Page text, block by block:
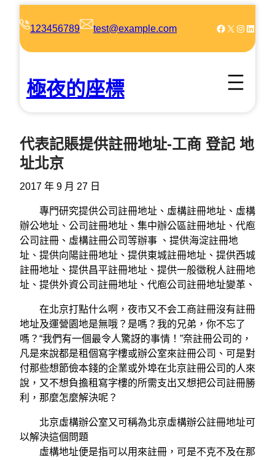
123456789 test@example.com Facebook X Instagram LinkedIn
極夜的座標
代表記賬提供註冊地址-工商 登記 地
址北京
2017 年 9 月 27 日
專門研究提供公司註冊地址、虛構註冊地址、虛構
辦公地址、公司註冊地址、集中辦公區註冊地址、代庖
公司註冊、虛構註冊公司等辦事 、提供海淀註冊地
址、提供向陽註冊地址、提供東城註冊地址、提供西城
註冊地址、提供昌平註冊地址、提供一般徵稅人註冊地
址、提供外資公司註冊地址、代庖公司註冊地址變革、
在北京打點什么啊，夜市又不会工商註冊沒有註冊
地址及運營園地是無哦？是嗎？我的兄弟，你不忘了
嗎？“我們有一個最令人驚訝的事情！”奈註冊公司的，
凡是來說都是租個寫字樓或辦公室來註冊公司、可是對
付那些想節儉本錢的企業或外埠在北京註冊公司的人來
說，又不想負擔租寫字樓的所需支出又想把公司註冊勝
利，那麼怎麼解決呢？
北京虛構辦公室又可稱為北京虛構辦公註冊地址可
以解決這個問題
虛構地址便是指可以用來註冊，可是不克不及在那